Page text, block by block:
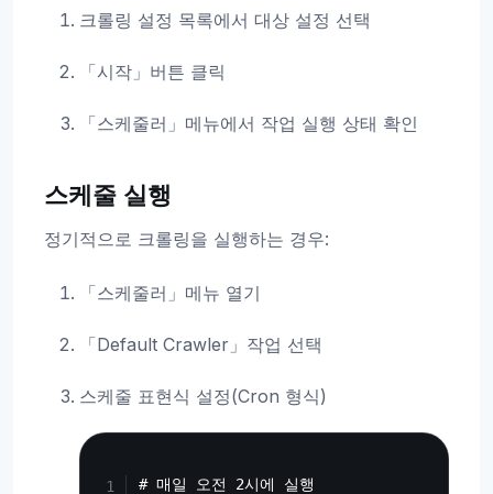
크롤링 설정 목록에서 대상 설정 선택
「시작」버튼 클릭
「스케줄러」메뉴에서 작업 실행 상태 확인
스케줄 실행
정기적으로 크롤링을 실행하는 경우:
「스케줄러」메뉴 열기
「Default Crawler」작업 선택
스케줄 표현식 설정(Cron 형식)
# 매일 오전 2시에 실행